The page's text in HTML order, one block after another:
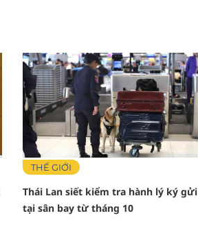
THẾ GIỚI
Thái Lan siết kiểm tra hành lý ký gửi
tại sân bay từ tháng 10